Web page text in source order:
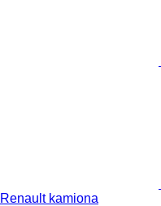
Renault kamiona